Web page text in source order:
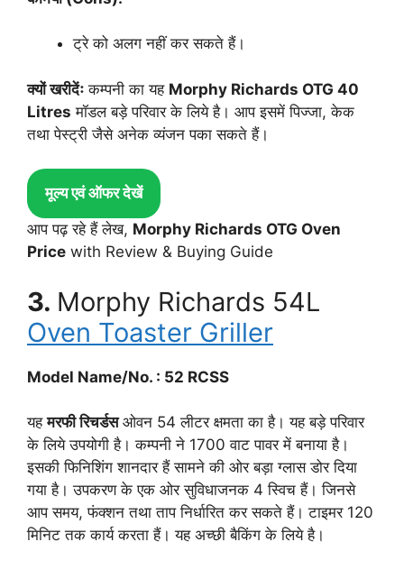
ट्रे को अलग नहीं कर सकते हैं।
क्यों खरीदेंः कम्पनी का यह Morphy Richards OTG 40
Litres मॉडल बड़े परिवार के लिये है। आप इसमें पिज्जा, केक
तथा पेस्ट्री जैसे अनेक व्यंजन पका सकते हैं।
मूल्य एवं ऑफर देखें
आप पढ़ रहे हैं लेख, Morphy Richards OTG Oven
Price with Review & Buying Guide
3. Morphy Richards 54L
Oven Toaster Griller
Model Name/No. : 52 RCSS
यहमरफी रिचर्डसओवन 54 लीटर क्षमता का है। यह बड़े परिवार
के लिये उपयोगी है। कम्पनी ने 1700 वाट पावर में बनाया है।
इसकी फिनिशिंग शानदार हैं सामने की ओर बड़ा ग्लास डोर दिया
गया है। उपकरण के एक ओर सुविधाजनक 4 स्विच हैं। जिनसे
आप समय, फंक्शन तथा ताप निर्धारित कर सकते हैं। टाइमर 120
मिनिट तक कार्य करता हैं। यह अच्छी बैकिंग के लिये है।